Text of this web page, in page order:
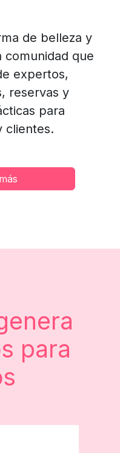
de belleza y
comunidad que
expertos,
reservas y
para
clientes.
para